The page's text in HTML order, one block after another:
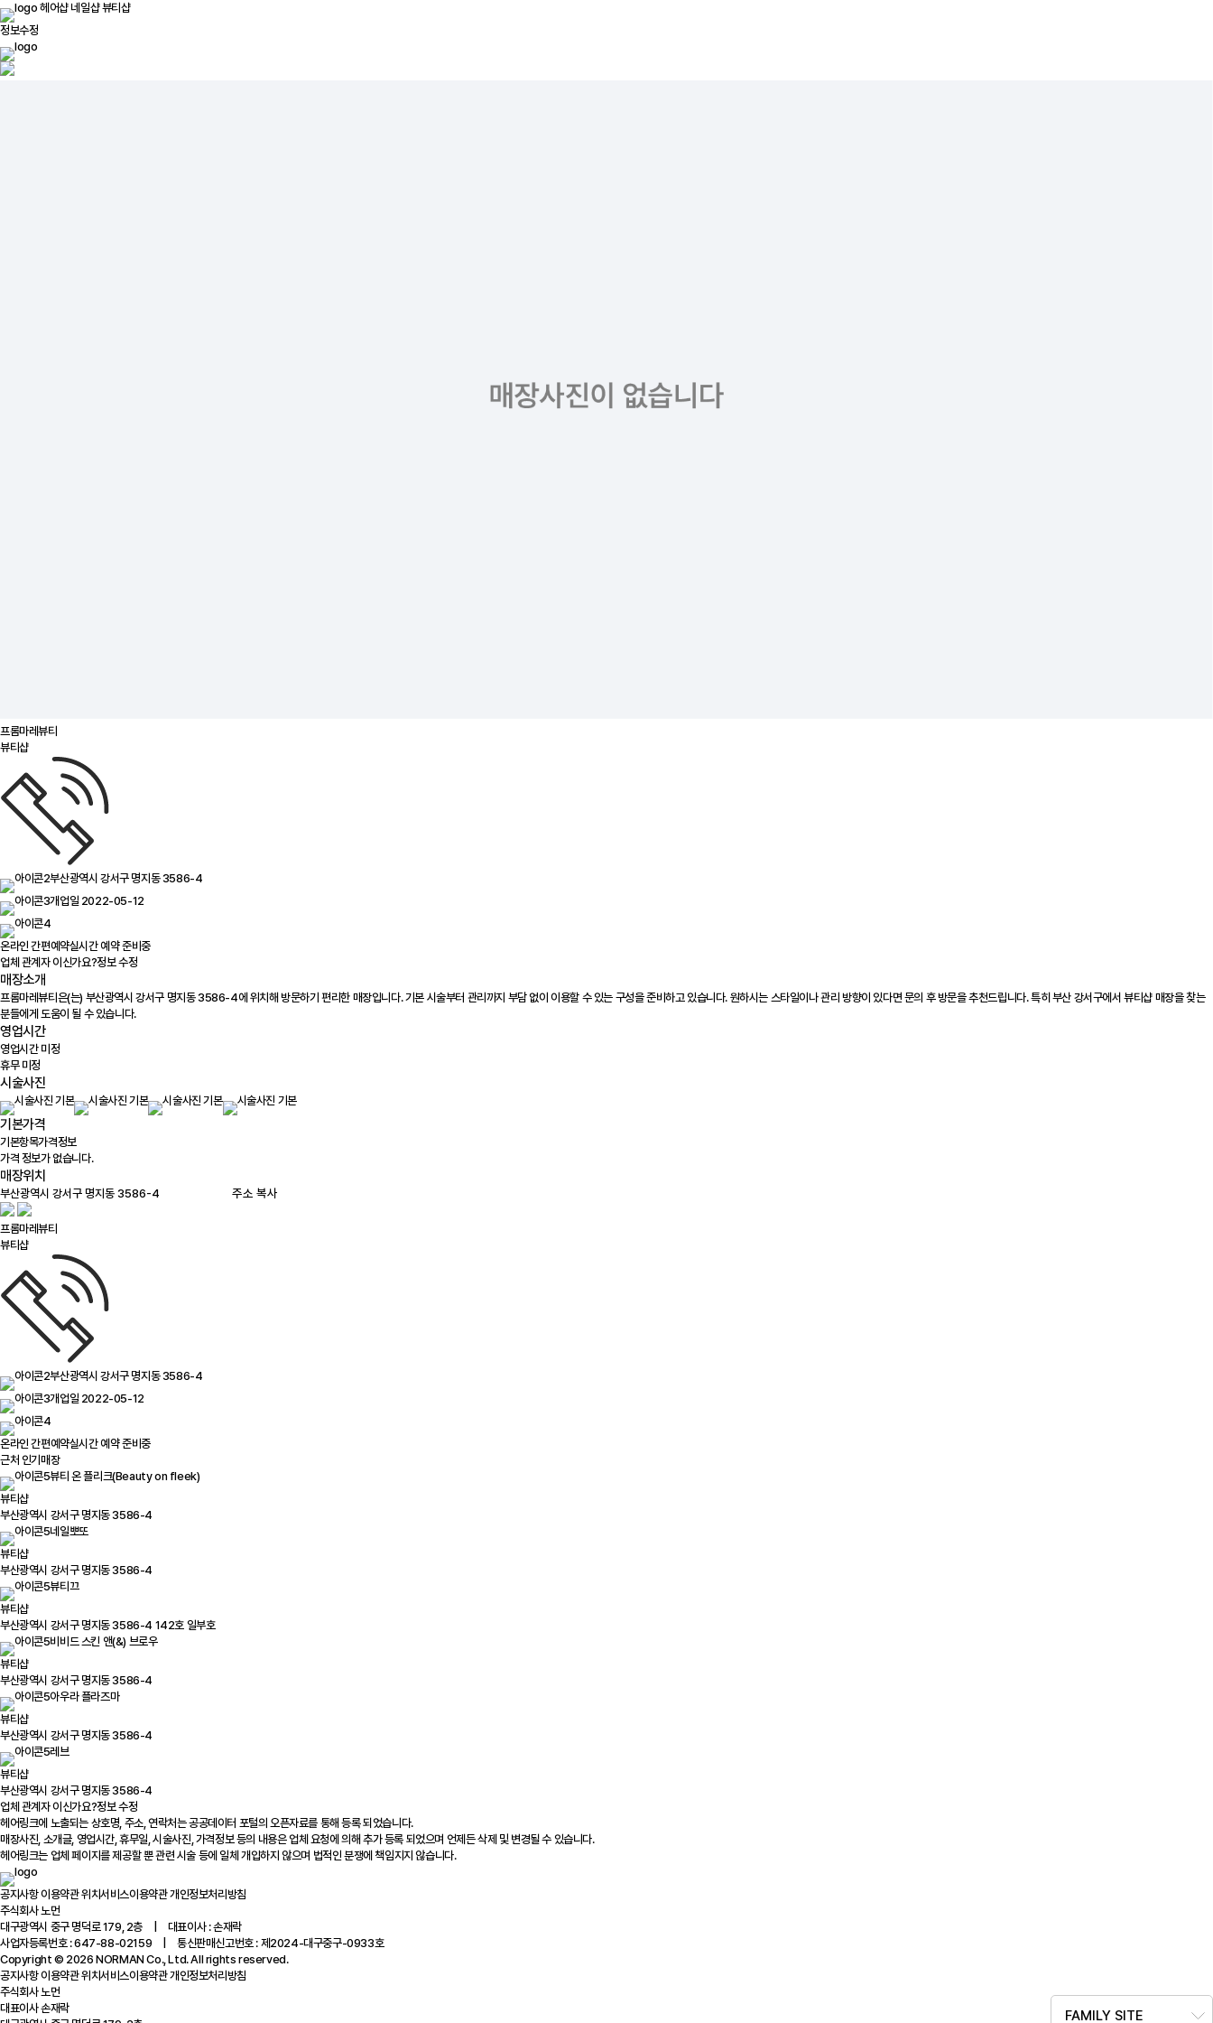
헤어샵 네일샵뷰티샵
정보수정
프롬마레뷰티
뷰티샵
부산광역시 강서구 명지동 3586-4
개업일 2022-05-12
온라인 간편예약실시간 예약 준비중
업체 관계자 이신가요?정보 수정
매장소개
프롬마레뷰티은(는) 부산광역시 강서구 명지동 3586-4에 위치해 방문하기 편리한 매장입니다. 기본 시술부터 관리까지 부담 없이 이용할 수 있는 구성을 준비하고 있습니다. 원하시는 스타일이나 관리 방향이 있다면 문의 후 방문을 추천드립니다. 특히 부산 강서구에서 뷰티샵 매장을 찾는
분들에게 도움이 될 수 있습니다.
영업시간
영업시간 미정
휴무 미정
시술사진
기본가격
기본항목가격정보
가격 정보가 없습니다.
매장위치
주소 복사
프롬마레뷰티
뷰티샵
부산광역시 강서구 명지동 3586-4
개업일 2022-05-12
온라인 간편예약실시간 예약 준비중
근처 인기매장
뷰티 온 플리크(Beauty on fleek)
뷰티샵
부산광역시 강서구 명지동 3586-4
네일뽀또
뷰티샵
부산광역시 강서구 명지동 3586-4
뷰티끄
뷰티샵
부산광역시 강서구 명지동 3586-4 142호 일부호
비비드 스킨 앤(&) 브로우
뷰티샵
부산광역시 강서구 명지동 3586-4
아우라 플라즈마
뷰티샵
부산광역시 강서구 명지동 3586-4
레브
뷰티샵
부산광역시 강서구 명지동 3586-4
업체 관계자 이신가요?정보 수정
헤어링크에 노출되는 상호명, 주소, 연락처는 공공데이터 포털의 오픈자료를 통해 등록 되었습니다.
매장사진, 소개글, 영업시간, 휴무일, 시술사진, 가격정보 등의 내용은 업체 요청에 의해 추가 등록 되었으며 언제든 삭제 및 변경될 수 있습니다.
헤어링크는 업체 페이지를 제공할 뿐 관련 시술 등에 일체 개입하지 않으며 법적인 분쟁에 책임지지 않습니다.
공지사항이용약관위치서비스이용약관개인정보처리방침
주식회사 노먼
대구광역시 중구 명덕로 179, 2층 | 대표이사 : 손재락
사업자등록번호 : 647-88-02159 | 통신판매신고번호 : 제2024-대구중구-0933호
Copyright © 2026 NORMAN Co., Ltd. All rights reserved.
FAMILY SITE
공지사항이용약관위치서비스이용약관개인정보처리방침
주식회사 노먼
대표이사 손재락